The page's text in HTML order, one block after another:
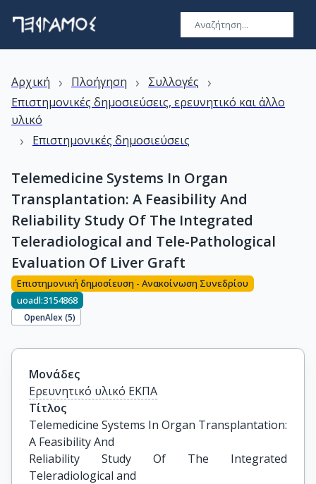
Αρχική › Πλοήγηση › Συλλογές ›
Επιστημονικές δημοσιεύσεις, ερευνητικό και άλλο
υλικό
› Επιστημονικές δημοσιεύσεις
Telemedicine Systems In Organ
Transplantation: A Feasibility And
Reliability Study Of The Integrated
Teleradiological and Tele-Pathological
Evaluation Of Liver Graft
Επιστημονική δημοσίευση - Ανακοίνωση Συνεδρίου
uoadl:3154868
OpenAlex (5)
Μονάδες
Ερευνητικό υλικό ΕΚΠΑ
Τίτλος
Telemedicine Systems In Organ Transplantation:
A Feasibility And
Reliability Study Of The Integrated
Teleradiological and